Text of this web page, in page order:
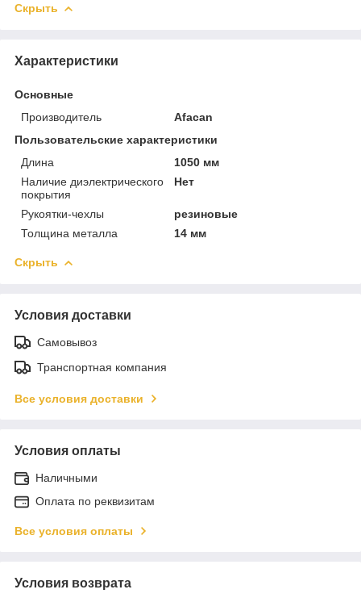
Скрыть
Характеристики
Основные
Производитель
Afacan
Пользовательские характеристики
Длина
1050 мм
Наличие диэлектрического
покрытия
Нет
Рукоятки-чехлы
резиновые
Толщина металла
14 мм
Скрыть
Условия доставки
Самовывоз
Транспортная компания
Все условия доставки
Условия оплаты
Наличными
Оплата по реквизитам
Все условия оплаты
Условия возврата